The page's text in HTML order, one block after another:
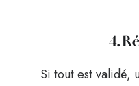
4.
Si tout est validé,